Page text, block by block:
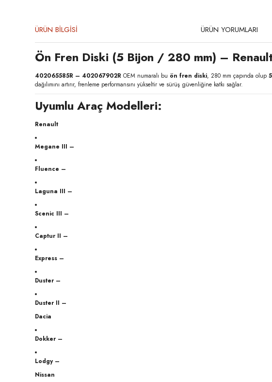
ÜRÜN BİLGİSİ ÜRÜN YORUMLARI
Ön Fren Diski (5 Bijon / 280 mm) –
402065585R – 402067902R OEM numaralı bu ön fren diski, 280 mm çapında olup
dağılımını artırır, frenleme performansını yükseltir ve sürüş güvenliğine katkı sağlar.
Uyumlu Araç Modelleri:
Renault
Megane III –
Fluence –
Laguna III –
Scenic III –
Captur II –
Express –
Duster –
Duster II –
Dacia
Dokker –
Lodgy –
Nissan